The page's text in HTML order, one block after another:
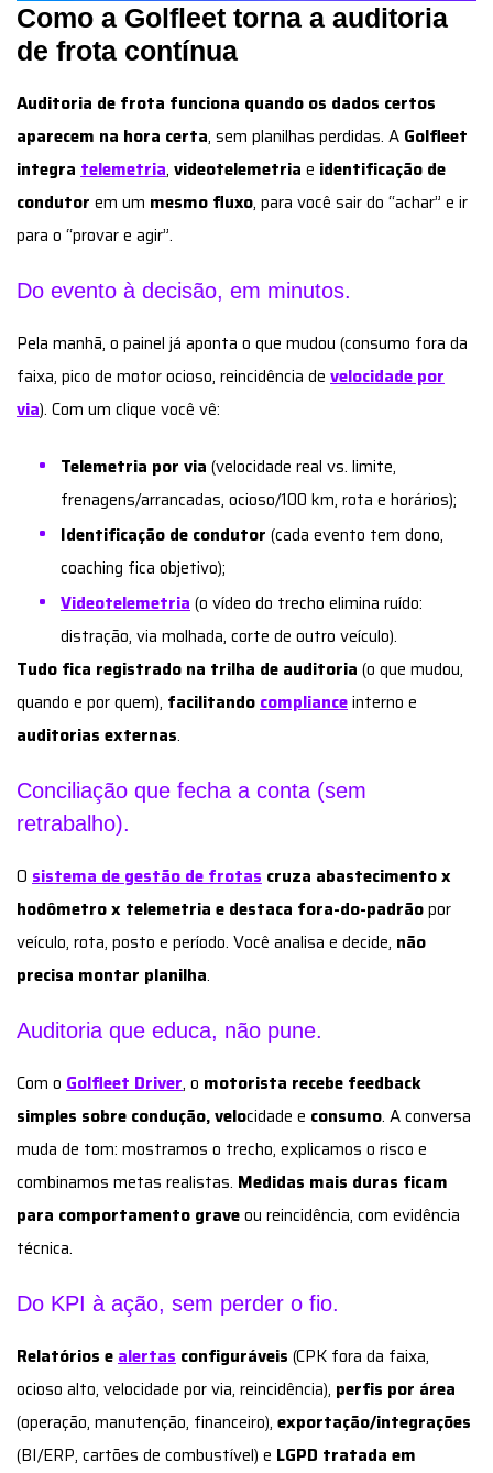
Como a Golfleet torna a auditoria
de frota contínua
Auditoria de frota funciona quando os dados certos
aparecem na hora certa, sem planilhas perdidas. A Golfleet
integra telemetria, videotelemetria e identificação de
condutor em um mesmo fluxo, para você sair do “achar” e ir
para o “provar e agir”.
Do evento à decisão, em minutos.
Pela manhã, o painel já aponta o que mudou (consumo fora da
faixa, pico de motor ocioso, reincidência de velocidade por
via). Com um clique você vê:
Telemetria por via (velocidade real vs. limite,
frenagens/arrancadas, ocioso/100 km, rota e horários);
Identificação de condutor (cada evento tem dono,
coaching fica objetivo);
Videotelemetria (o vídeo do trecho elimina ruído:
distração, via molhada, corte de outro veículo).
Tudo fica registrado na trilha de auditoria (o que mudou,
quando e por quem), facilitando complianceinterno e
auditorias externas.
Conciliação que fecha a conta (sem
retrabalho).
O sistema de gestão de frotas cruza abastecimento x
hodômetro x telemetria e destaca fora-do-padrãopor
veículo, rota, posto e período. Você analisa e decide, não
precisa montar planilha.
Auditoria que educa, não pune.
Com o Golfleet Driver, o motorista recebe feedback
simples sobre condução, velocidade e consumo. A conversa
muda de tom: mostramos o trecho, explicamos o risco e
combinamos metas realistas. Medidas mais duras ficam
para comportamento graveou reincidência, com evidência
técnica.
Do KPI à ação, sem perder o fio.
Relatórios e alertas configuráveis (CPK fora da faixa,
ocioso alto, velocidade por via, reincidência), perfis por área
(operação, manutenção, financeiro), exportação/integrações
(BI/ERP, cartões de combustível) e LGPD tratada em